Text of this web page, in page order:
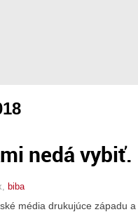
nedá vybiť.
biba
média drukujúce západu